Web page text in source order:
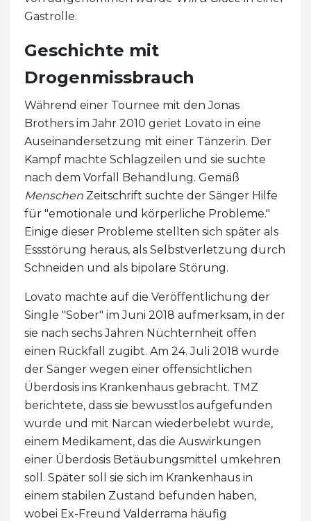
Gastrolle.
Geschichte mit
Drogenmissbrauch
Während einer Tournee mit den Jonas
Brothers im Jahr 2010 geriet Lovato in eine
Auseinandersetzung mit einer Tänzerin. Der
Kampf machte Schlagzeilen und sie suchte
nach dem Vorfall Behandlung. Gemäß
Menschen Zeitschrift suchte der Sänger Hilfe
für "emotionale und körperliche Probleme."
Einige dieser Probleme stellten sich später als
Essstörung heraus, als Selbstverletzung durch
Schneiden und als bipolare Störung.
Lovato machte auf die Veröffentlichung der
Single "Sober" im Juni 2018 aufmerksam, in der
sie nach sechs Jahren Nüchternheit offen
einen Rückfall zugibt. Am 24. Juli 2018 wurde
der Sänger wegen einer offensichtlichen
Überdosis ins Krankenhaus gebracht. TMZ
berichtete, dass sie bewusstlos aufgefunden
wurde und mit Narcan wiederbelebt wurde,
einem Medikament, das die Auswirkungen
einer Überdosis Betäubungsmittel umkehren
soll. Später soll sie sich im Krankenhaus in
einem stabilen Zustand befunden haben,
wobei Ex-Freund Valderrama häufig